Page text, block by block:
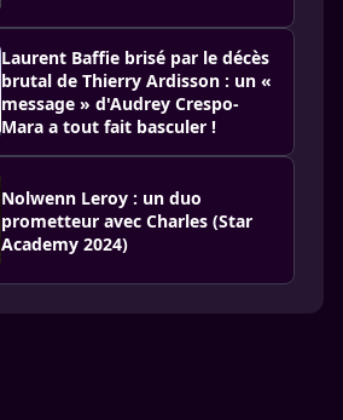
Laurent Baffie brisé par le décès
brutal de Thierry Ardisson : un «
message » d'Audrey Crespo-
Mara a tout fait basculer !
Nolwenn Leroy : un duo
prometteur avec Charles (Star
Academy 2024)